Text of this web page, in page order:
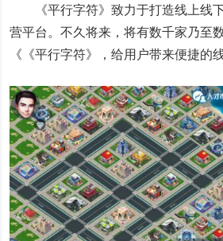
《平行字符》致力于打造线上线
营平台。不久将来，将有数千家乃至
《《平行字符》，给用户带来便捷的